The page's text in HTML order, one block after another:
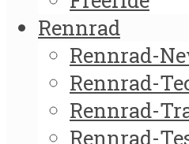
Rennrad
Rennrad-
Rennrad-
Rennrad-
Rennrad-